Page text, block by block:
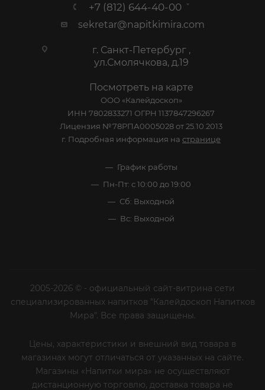
+7 (812) 644-40-00
sekretar@napitkimira.com
г. Санкт-Петербург ,
ул.Смолячкова, д.19
Посмотреть на карте
ООО «Калейдоскоп»
ИНН 7802833271 ОГРН 1137847296267
Лицензия №78РПА0005028 от 25.10.2013
г. Подробная информация на странице
График работы
Пн-Пт: с 10:00 до 19:00
Сб: Выходной
Вс: Выходной
2005-2026 © - официальный сайт-витрина сети
специализированных напитков "Калейдоскоп Напитков
Мира". Все права защищены.
Цены, характеристики и внешний вид товара в
магазинах могут отличаться от указанных на сайте.
Магазины «Напитки мира» не осуществляют
дистанционную торговлю, доставка товара не